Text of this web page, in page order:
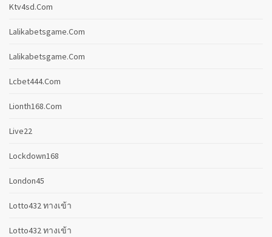
Ktv4sd.com
Lalikabetsgame.com
Lalikabetsgame.com
Lcbet444.com
Lionth168.com
Live22
Lockdown168
London45
Lotto432 ทางเข้า
Lotto432 ทางเข้า